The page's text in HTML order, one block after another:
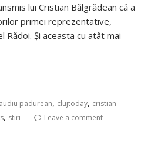
lui Cristian Bălgrădean că a
primei reprezentative,
Rădoi. Și aceasta cu atât mai
padurean, clujtoday, cristian
, stiri Leave a comment